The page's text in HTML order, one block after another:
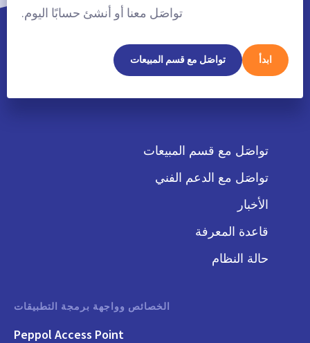
تواصَل معنا أو أنشئ حسابًا اليوم.
ابدأ تواصَل مع قسم المبيعات
تواصَل مع قسم المبيعات
تواصَل مع الدعم الفني
الأخبار
قاعدة المعرفة
حالة النظام
الخصائص وواجهة برمجة التطبيقات
Peppol Access Point